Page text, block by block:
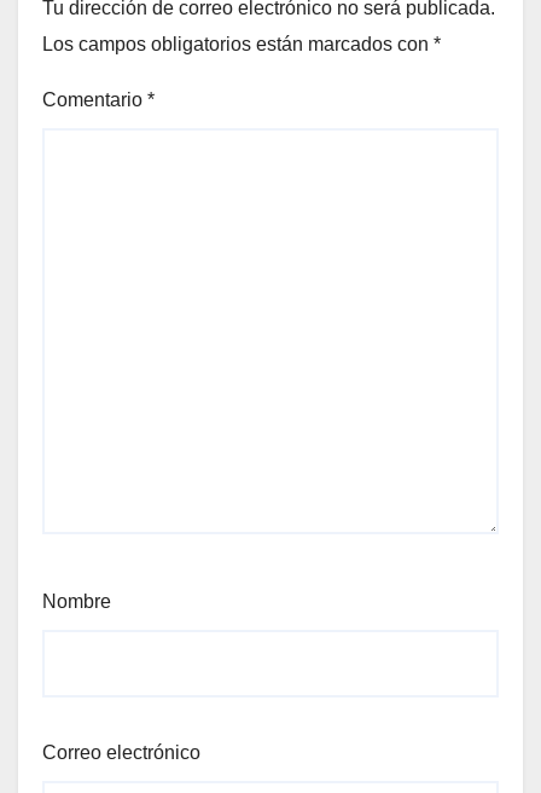
Tu dirección de correo electrónico no será publicada.
Los campos obligatorios están marcados con *
Comentario *
Nombre
Correo electrónico